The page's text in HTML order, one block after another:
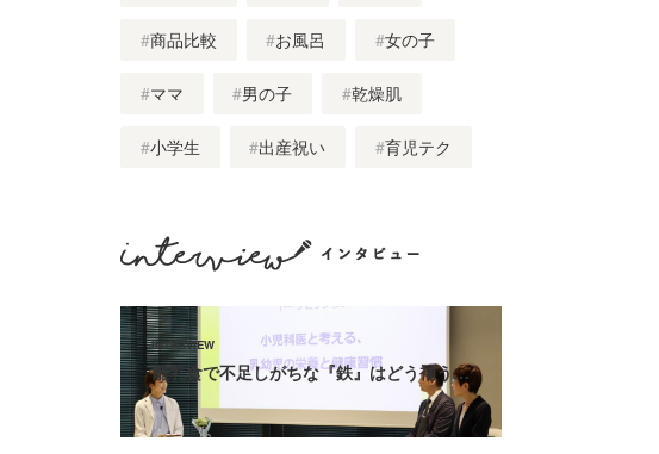
商品比較 お風呂 女の子
ママ 男の子 乾燥肌
小学生 出産祝い 育児テク
離乳食で不足しがちな『鉄』はどう補う…